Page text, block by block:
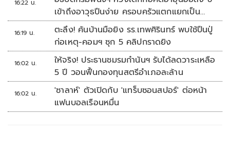
16:22 น.
เข้าถึงอาวุธปืนง่าย ครอบครัวแตกแยกเป็น
ชนวนสำคัญ
16:19 น.
ตะลึง! ค้นบ้านมือยิง รร.เทพศิรินทร์ พบใช้ปืนปู่
ก่อเหตุ-คอมฯ ซุก 5 คลิปกราดยิง
16:02 น.
ให้จริง! ประธานชมรมกำนันฯ รับได้ลดวาระเหลือ
5 ปี วอนฟื้นกองทุนสตรีอำเภอละล้าน
16:02 น.
'ซาลาห์' ตัวเปิดกับ 'แทร็บซอนสปอร์' ต่อหน้า
แฟนบอลเรือนหมื่น